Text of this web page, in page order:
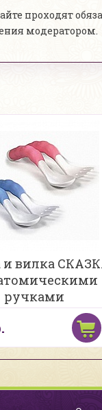
проходят
модератором.
вилка
ручками